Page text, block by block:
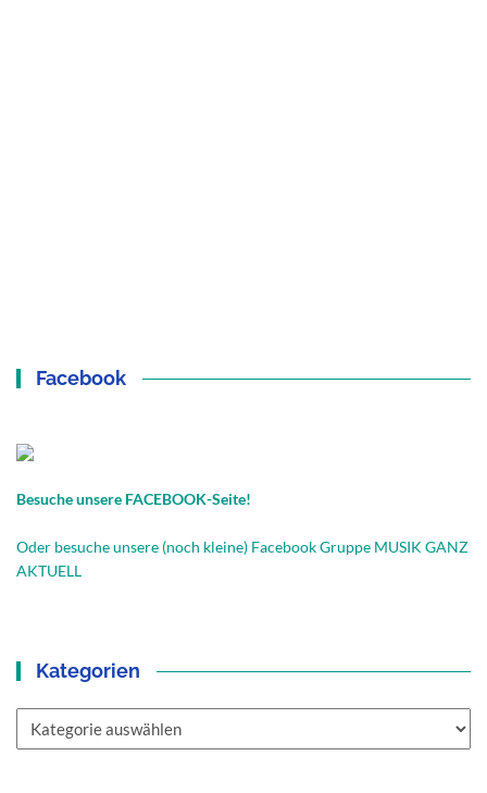
Facebook
Besuche unsere FACEBOOK-Seite!
Oder besuche unsere (noch kleine) Facebook Gruppe MUSIK GANZ
AKTUELL
Kategorien